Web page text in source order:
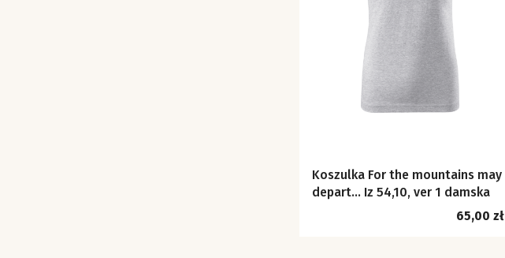
Koszulka For the mountains may
depart… Iz 54,10, ver 1 damska
Cena
65,00 zł